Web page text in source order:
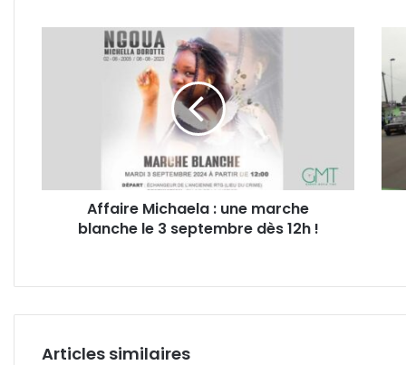
septembre
Affaire Michaela : une marche
blanche le 3 septembre dès 12h !
Mgr.
Iba-
le
aux
Articles similaires